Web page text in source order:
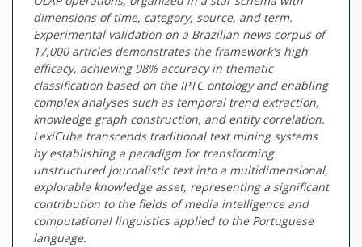
dimensions of time, category, source, and term.
Experimental validation on a Brazilian news corpus of
17,000 articles demonstrates the framework's high
efficacy, achieving 98% accuracy in thematic
classification based on the IPTC ontology and enabling
complex analyses such as temporal trend extraction,
knowledge graph construction, and entity correlation.
LexiCube transcends traditional text mining systems
by establishing a paradigm for transforming
unstructured journalistic text into a multidimensional,
explorable knowledge asset, representing a significant
contribution to the fields of media intelligence and
computational linguistics applied to the Portuguese
language.